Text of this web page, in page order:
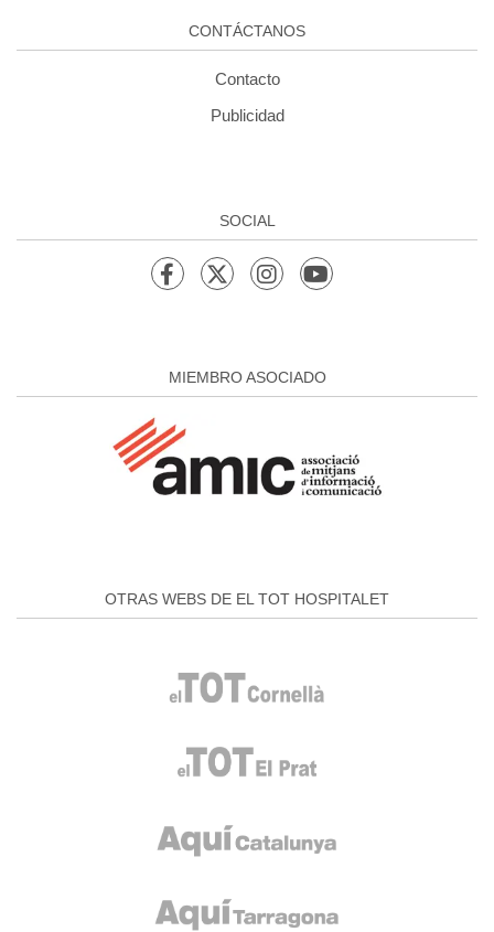
CONTÁCTANOS
Contacto
Publicidad
SOCIAL
MIEMBRO ASOCIADO
OTRAS WEBS DE EL TOT HOSPITALET